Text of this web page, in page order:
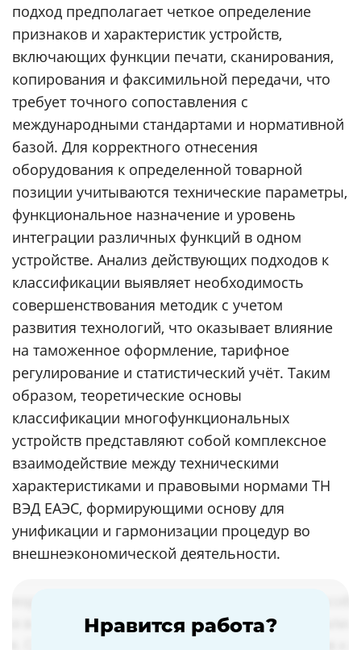
подход предполагает четкое определение
признаков и характеристик устройств,
включающих функции печати, сканирования,
копирования и факсимильной передачи, что
требует точного сопоставления с
международными стандартами и нормативной
базой. Для корректного отнесения
оборудования к определенной товарной
позиции учитываются технические параметры,
функциональное назначение и уровень
интеграции различных функций в одном
устройстве. Анализ действующих подходов к
классификации выявляет необходимость
совершенствования методик с учетом
развития технологий, что оказывает влияние
на таможенное оформление, тарифное
регулирование и статистический учёт. Таким
образом, теоретические основы
классификации многофункциональных
устройств представляют собой комплексное
взаимодействие между техническими
характеристиками и правовыми нормами ТН
ВЭД ЕАЭС, формирующими основу для
унификации и гармонизации процедур во
внешнеэкономической деятельности.
Нравится работа?